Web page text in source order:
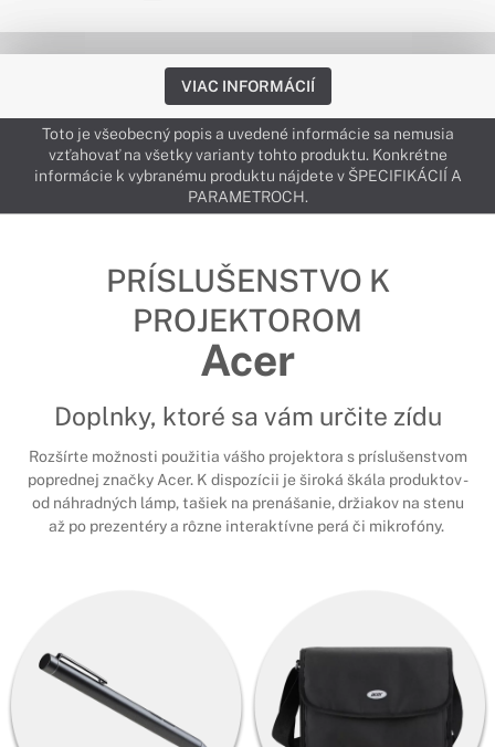
VIAC INFORMÁCIÍ
Toto je všeobecný popis a uvedené informácie sa nemusia
vzťahovať na všetky varianty tohto produktu. Konkrétne
informácie k vybranému produktu nájdete v ŠPECIFIKÁCIÍ A
PARAMETROCH.
PRÍSLUŠENSTVO K
PROJEKTOROM
Acer
Doplnky, ktoré sa vám určite zídu
Rozšírte možnosti použitia vášho projektora s príslušenstvom
poprednej značky Acer. K dispozícii je široká škála produktov -
od náhradných lámp, tašiek na prenášanie, držiakov na stenu
až po prezentéry a rôzne interaktívne perá či mikrofóny.